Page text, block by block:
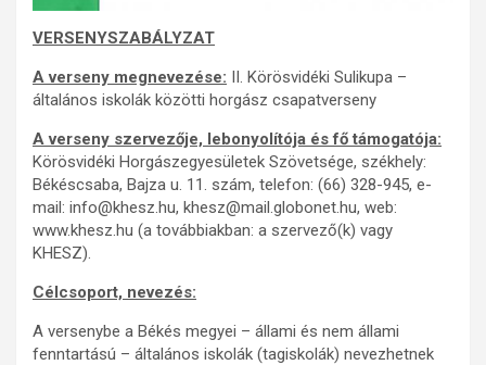
VERSENYSZABÁLYZAT
A verseny megnevezése: II. Körösvidéki Sulikupa –
általános iskolák közötti horgász csapatverseny
A verseny szervezője, lebonyolítója és fő támogatója:
Körösvidéki Horgászegyesületek Szövetsége, székhely:
Békéscsaba, Bajza u. 11. szám, telefon: (66) 328-945, e-
mail: info@khesz.hu, khesz@mail.globonet.hu, web:
www.khesz.hu (a továbbiakban: a szervező(k) vagy
KHESZ).
Célcsoport, nevezés:
A versenybe a Békés megyei – állami és nem állami
fenntartású – általános iskolák (tagiskolák) nevezhetnek